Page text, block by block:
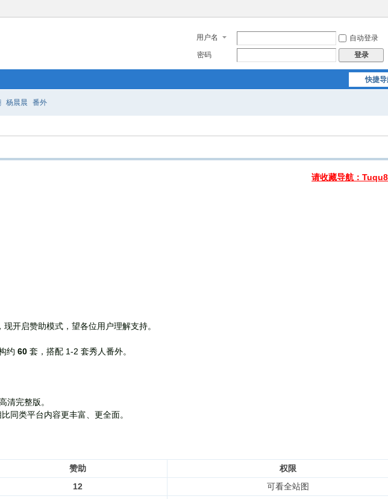
用户名
自动登录
密码
登录
快捷
杨晨晨 番外
请收藏导航：
开启赞助模式，望各位用户理解支持。
约 60 套， 搭配 1-2 套秀人番外。
清完整版。
同类平台内容更丰富、更全面。
赞助
权限
12
可看全站图